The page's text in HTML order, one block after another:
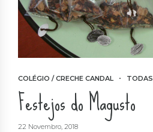
COLÉGIO / CRECHE CANDAL TODAS
Festejos do Magusto
22 Novembro, 2018